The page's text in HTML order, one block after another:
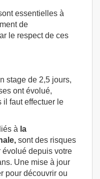
essentielles à
de
le respect de ces
stage de 2,5 jours,
ont évolué,
il faut effectuer le
à la
sont des risques
évolué depuis votre
Une mise à jour
pour découvrir ou